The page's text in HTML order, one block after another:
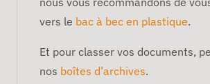
vers le bac à bec en plastique.
Et pour classer vos documents,
nos boîtes d’archives.